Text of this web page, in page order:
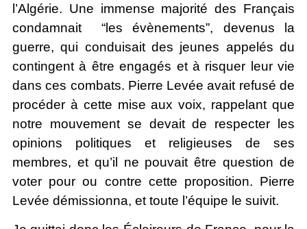
l’Algérie. Une immense majorité des Français
condamnait “les évènements”, devenus la
guerre, qui conduisait des jeunes appelés du
contingent à être engagés et à risquer leur vie
dans ces combats. Pierre Levée avait refusé de
procéder à cette mise aux voix, rappelant que
notre mouvement se devait de respecter les
opinions politiques et religieuses de ses
membres, et qu’il ne pouvait être question de
voter pour ou contre cette proposition. Pierre
Levée démissionna, et toute l’équipe le suivit.